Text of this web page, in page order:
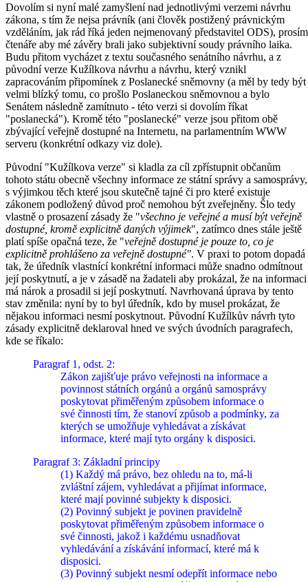
Dovolím si nyní malé zamyšlení nad jednotlivými verzemi návrhu
zákona, s tím že nejsa právník (ani člověk postižený právnickým
vzděláním, jak rád říká jeden nejmenovaný představitel ODS), prosím
čtenáře aby mé závěry brali jako subjektivní soudy právního laika.
Budu přitom vycházet z textu současného senátního návrhu, a z
původní verze Kužílkova návrhu a návrhu, který vznikl
zapracováním připomínek z Poslanecké sněmovny (a měl by tedy být
velmi blízký tomu, co prošlo Poslaneckou sněmovnou a bylo
Senátem následně zamítnuto - této verzi si dovolím říkat
"poslanecká"). Kromě této "poslanecké" verze jsou přitom obě
zbývající veřejně dostupné na Internetu, na parlamentním WWW
serveru (konkrétní odkazy viz dole).
Původní "Kužílkova verze" si kladla za cíl zpřístupnit občanům
tohoto státu obecně všechny informace ze státní správy a samosprávy,
s výjimkou těch které jsou skutečně tajné či pro které existuje
zákonem podložený důvod proč nemohou být zveřejněny. Šlo tedy
vlastně o prosazení zásady že "všechno je veřejné a musí být veřejně
dostupné, kromě explicitně daných výjimek", zatímco dnes stále ještě
platí spíše opačná teze, že "veřejně dostupné je pouze to, co je
explicitně prohlášeno za veřejně dostupné". V praxi to potom dopadá
tak, že úředník vlastnící konkrétní informaci může snadno odmítnout
její poskytnutí, a je v zásadě na žadateli aby prokázal, že na informaci
má nárok a prosadil si její poskytnutí. Navrhovaná úprava by tento
stav změnila: nyní by to byl úředník, kdo by musel prokázat, že
nějakou informaci nesmí poskytnout. Původní Kužílkův návrh tyto
zásady explicitně deklaroval hned ve svých úvodních paragrafech,
kde se říkalo:
Paragraf 1, odst. 2:
Zákon zajišťuje právo veřejnosti na informace a
povinnost státních orgánů a orgánů samosprávy
poskytovat přiměřeným způsobem informace o
své činnosti tím, že stanoví způsob a podmínky, za
kterých se umožňuje vyhledávat a získávat
informace, které mají tyto orgány k disposici.
Paragraf 3: Základní principy
(1) Každý má právo, bez ohledu na to, má-li
zvláštní zájem, vyhledávat a přijímat informace,
které mají povinné subjekty k disposici.
(2) Povinný subjekt je povinen pravidelně
poskytovat přiměřeným způsobem informace o
své činnosti, jakož i každému usnadňovat
vyhledávání a získávání informací, které má k
disposici.
(3) Povinný subjekt nesmí odepřít informace nebo